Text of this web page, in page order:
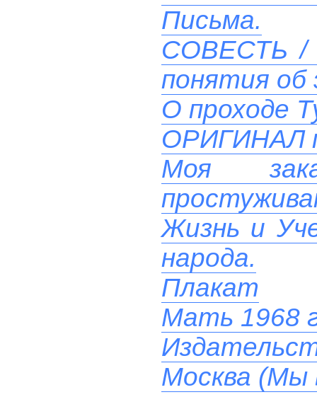
Письма.
СОВЕСТЬ /
понятия об
О проходе
ОРИГИНАЛ
Моя
Жизнь и
народа.
Плакат
Мать 1968
Москва (Мы